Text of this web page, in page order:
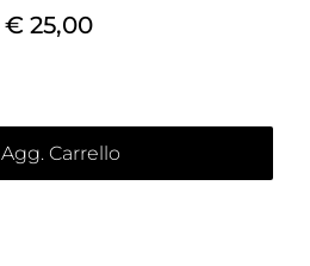
€ 25,00
Agg. Carrello